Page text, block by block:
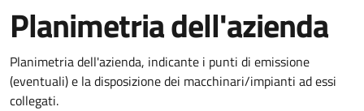
Planimetria dell'azienda
Planimetria dell'azienda, indicante i punti di emissione
(eventuali) e la disposizione dei macchinari/impianti ad essi
collegati.